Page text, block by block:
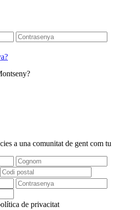
a una comunitat de gent com tu
de privacitat